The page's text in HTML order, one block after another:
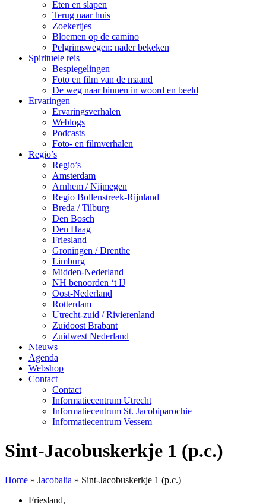
Eten en slapen
Terug naar huis
Zoekertjes
Bloemen op de camino
Pelgrimswegen: nader bekeken
Spirituele reis
Bespiegelingen
Foto en film van de maand
De weg naar binnen in woord en beeld
Ervaringen
Ervaringsverhalen
Weblogs
Podcasts
Foto- en filmverhalen
Regio’s
Regio’s
Amsterdam
Arnhem / Nijmegen
Regio Bollenstreek-Rijnland
Breda / Tilburg
Den Bosch
Den Haag
Friesland
Groningen / Drenthe
Limburg
Midden-Nederland
NH benoorden ‘t IJ
Oost-Nederland
Rotterdam
Utrecht-zuid / Rivierenland
Zuidoost Brabant
Zuidwest Nederland
Nieuws
Agenda
Webshop
Contact
Contact
Informatiecentrum Utrecht
Informatiecentrum St. Jacobiparochie
Informatiecentrum Vessem
Sint-Jacobuskerkje 1 (p.c.)
Home » Jacobalia » Sint-Jacobuskerkje 1 (p.c.)
Friesland,